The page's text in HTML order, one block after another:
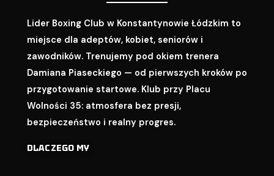
Lider Boxing Club w Konstantynowie Łódzkim to
miejsce dla adeptów, kobiet, seniorów i
zawodników. Trenujemy pod okiem trenera
Damiana Piaseckiego — od pierwszych kroków po
przygotowanie startowe. Klub przy Placu
Wolności 35: atmosfera bez presji,
bezpieczeństwo i realny progres.
DLACZEGO MY